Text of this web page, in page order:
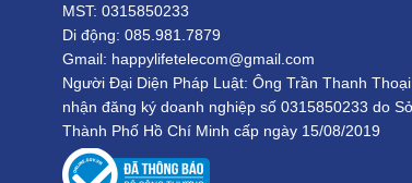
MST: 0315850233
Di động: 085.981.7879
Gmail: happylifetelecom@gmail.com
Người Đại Diện Pháp Luật: Ông Trần Thanh
nhận đăng ký doanh nghiệp số 0315850233 do
Thành Phố Hồ Chí Minh cấp ngày 15/08/2019